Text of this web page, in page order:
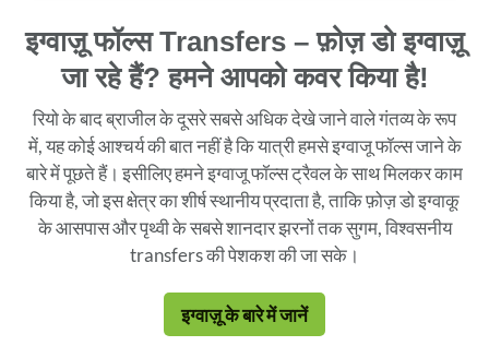
इग्वाज़ू फॉल्स Transfers – फ़ोज़ डो इग्वाज़ू
जा रहे हैं? हमने आपको कवर किया है!
रियो के बाद ब्राजील के दूसरे सबसे अधिक देखे जाने वाले गंतव्य के रूप
में, यह कोई आश्चर्य की बात नहीं है कि यात्री हमसे इग्वाजू फॉल्स जाने के
बारे में पूछते हैं। इसीलिए हमने इग्वाजू फॉल्स ट्रैवल के साथ मिलकर काम
किया है, जो इस क्षेत्र का शीर्ष स्थानीय प्रदाता है, ताकि फ़ोज़ डो इग्वाकू
के आसपास और पृथ्वी के सबसे शानदार झरनों तक सुगम, विश्वसनीय
transfers की पेशकश की जा सके।
इग्वाज़ू के बारे में जानें